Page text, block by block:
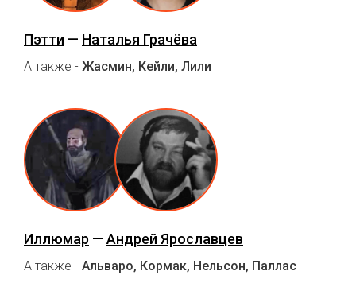
Пэтти — Наталья Грачёва
А также - Жасмин, Кейли, Лили
Иллюмар — Андрей Ярославцев
А также - Альваро, Кормак, Нельсон, Паллас